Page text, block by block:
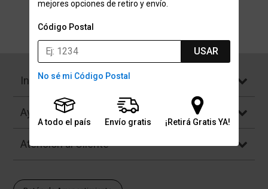
mejores opciones de retiro y envío.
Código Postal
USAR
No sé mi Código Postal
A todo el país Envío gratis ¡Retirá Gratis YA!
Volver a la página de inicio
Institucional
Ayuda
Atención al Cliente